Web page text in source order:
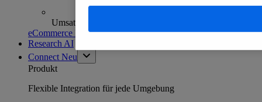
Umsatzanalysen und -prognosen
eCommerce Insights entdecken
Research AI
Connect Neu
Produkt
Flexible Integration für jede Umgebung